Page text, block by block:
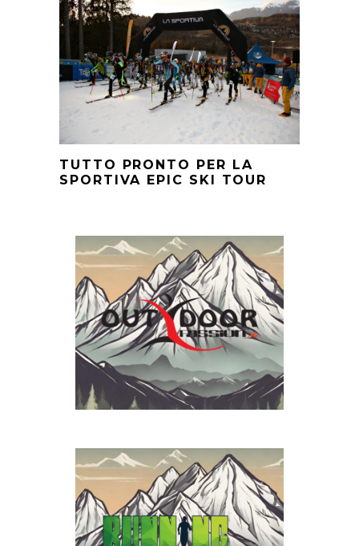
TUTTO PRONTO PER LA
SPORTIVA EPIC SKI TOUR